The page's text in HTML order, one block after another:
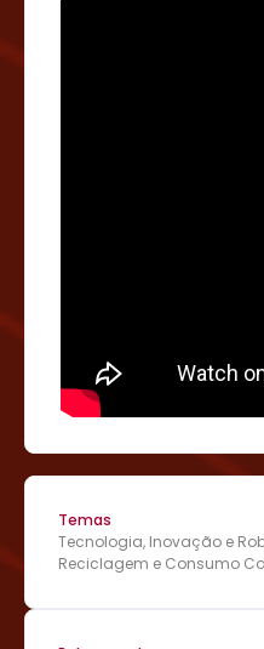
Temas
Tecnologia, Inovação e
Reciclagem e Consumo